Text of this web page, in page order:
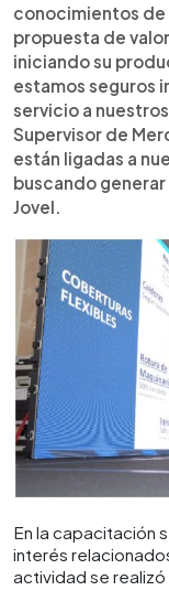
conocimientos
propuesta de
iniciando su
estamos seguros
servicio a
Supervisor de
están ligadas a
buscando
Jovel.
En la capacitación
interés
actividad se realizó